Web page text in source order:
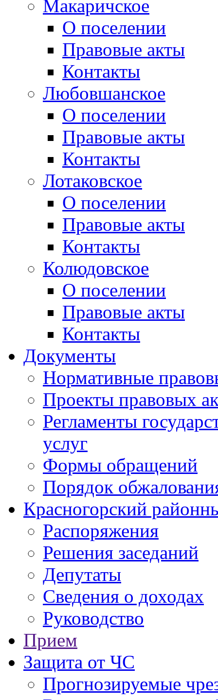
Макаричское
О поселении
Правовые акты
Контакты
Любовшанское
О поселении
Правовые акты
Контакты
Лотаковское
О поселении
Правовые акты
Контакты
Колюдовское
О поселении
Правовые акты
Контакты
Документы
Нормативные
Проекты правовых
Регламенты
услуг
Формы обращений
Порядок
Красногорский
Распоряжения
Решения заседаний
Депутаты
Сведения о доходах
Руководство
Прием
Защита от ЧС
Прогнозируемые